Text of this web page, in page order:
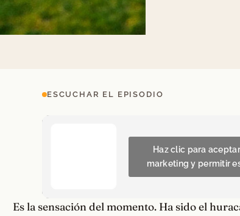
ESCUCHAR EL EPISODIO
Haz clic para
marketing y permitir
Es la sensación del momento. Ha sido el